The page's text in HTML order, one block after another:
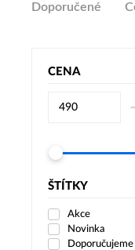
Doporučené
CENA
ŠTÍTKY
Akce
Novinka
Doporučujeme